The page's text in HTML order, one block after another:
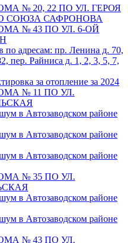
№ 20, 22 ПО УЛ. ГЕРОЯ
СОЮЗА САФРОНОВА
№ 43 ПО УЛ. 6-ОЙ
по адресам: пр. Ленина д. 70,
пер. Райниса д. 1, 2, 3, 5, 7,
за отопление за 2024
№ 11 ПО УЛ.
в Автозаводском районе
в Автозаводском районе
в Автозаводском районе
№ 35 ПО УЛ.
в Автозаводском районе
в Автозаводском районе
№ 43 ПО УЛ.